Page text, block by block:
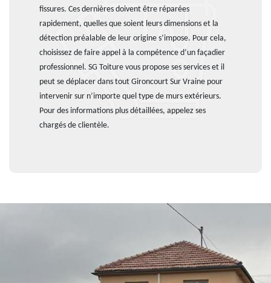
fissures. Ces dernières doivent être réparées
rapidement, quelles que soient leurs dimensions et la
détection préalable de leur origine s’impose. Pour cela,
choisissez de faire appel à la compétence d’un façadier
professionnel. SG Toiture vous propose ses services et il
peut se déplacer dans tout Gironcourt Sur Vraine pour
intervenir sur n’importe quel type de murs extérieurs.
Pour des informations plus détaillées, appelez ses
chargés de clientèle.